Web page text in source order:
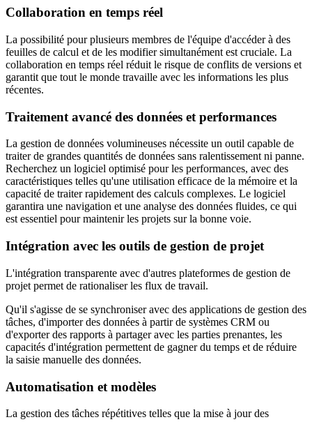
Collaboration en temps réel
La possibilité pour plusieurs membres de l'équipe d'accéder à des
feuilles de calcul et de les modifier simultanément est cruciale. La
collaboration en temps réel réduit le risque de conflits de versions et
garantit que tout le monde travaille avec les informations les plus
récentes.
Traitement avancé des données et performances
La gestion de données volumineuses nécessite un outil capable de
traiter de grandes quantités de données sans ralentissement ni panne.
Recherchez un logiciel optimisé pour les performances, avec des
caractéristiques telles qu'une utilisation efficace de la mémoire et la
capacité de traiter rapidement des calculs complexes. Le logiciel
garantira une navigation et une analyse des données fluides, ce qui
est essentiel pour maintenir les projets sur la bonne voie.
Intégration avec les outils de gestion de projet
L'intégration transparente avec d'autres plateformes de gestion de
projet permet de rationaliser les flux de travail.
Qu'il s'agisse de se synchroniser avec des applications de gestion des
tâches, d'importer des données à partir de systèmes CRM ou
d'exporter des rapports à partager avec les parties prenantes, les
capacités d'intégration permettent de gagner du temps et de réduire
la saisie manuelle des données.
Automatisation et modèles
La gestion des tâches répétitives telles que la mise à jour des